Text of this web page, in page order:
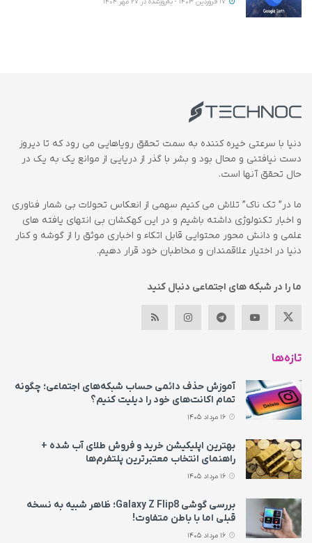
دنیا با سرعتی خیره کننده به سمت تحقق رویاهایی می رود که تا دیروز
دست نیافتنی و محال بود و بشر با گذر از دریایی از موانع یک به یک در
حال تحقق آنها است.
ما در” تک ناک” تلاش می کنیم سهمی از انعکاس تحولات بی شمار فناوری
و اخبار تکنولوژی داشته باشیم و در این کهکشان بی انتهای یافته های
علمی و دانش محور محتوایی قابل اتکاء و اخباری موثق را از گوشه و کنار
دنیا در اختیار علاقمندان و مخاطبان خود قرار دهیم.
ما را در شبکه های اجتماعی دنبال کنید
تازه‌ها
آموزش حذف دائمی حساب شبکه‌های اجتماعی؛ چگونه
تمام اکانت‌های خود را دیلیت کنیم؟
بهترین اپلیکیشن خرید و فروش طلای آب شده +
راهنمای انتخاب معتبرترین پلتفرم‌ها
بررسی گوشی Galaxy Z Flip8؛ ظاهر شبیه به نسخه
قبلی اما با باطن متفاوت!